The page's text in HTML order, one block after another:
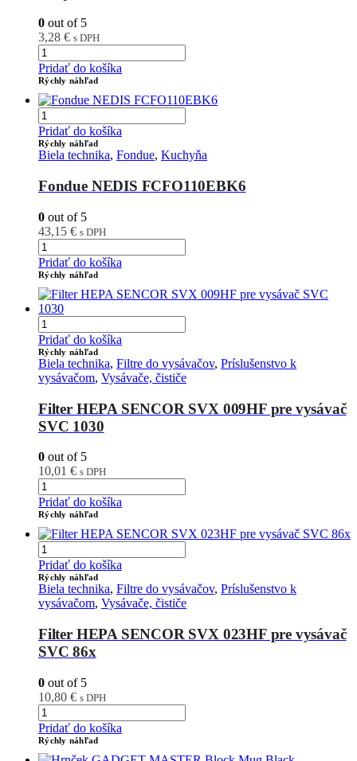
0 out of 5
3,28 € s DPH
Pridať do košíka
Rýchly náhľad
Pridať do košíka
Rýchly náhľad
Biela technika, Fondue, Kuchyňa
Fondue NEDIS FCFO110EBK6
0 out of 5
43,15 € s DPH
Pridať do košíka
Rýchly náhľad
Pridať do košíka
Rýchly náhľad
Biela technika, Filtre do vysávačov, Príslušenstvo k
vysávačom, Vysávače, čističe
Filter HEPA SENCOR SVX 009HF pre vysávač
SVC 1030
0 out of 5
10,01 € s DPH
Pridať do košíka
Rýchly náhľad
Pridať do košíka
Rýchly náhľad
Biela technika, Filtre do vysávačov, Príslušenstvo k
vysávačom, Vysávače, čističe
Filter HEPA SENCOR SVX 023HF pre vysávač
SVC 86x
0 out of 5
10,80 € s DPH
Pridať do košíka
Rýchly náhľad